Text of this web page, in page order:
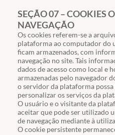
SEÇÃO 07 – COOKIES
NAVEGAÇÃO
Os cookies referem-se a
plataforma ao computador do
ficam armazenados, com
navegação no site. Tais
dados de acesso como local e
armazenadas pelo navegador
o servidor da plataforma
personalizar os serviços da
O usuário e o visitante da
aceitar que pode ser utilizado
de navegação mediante à
O cookie persistente